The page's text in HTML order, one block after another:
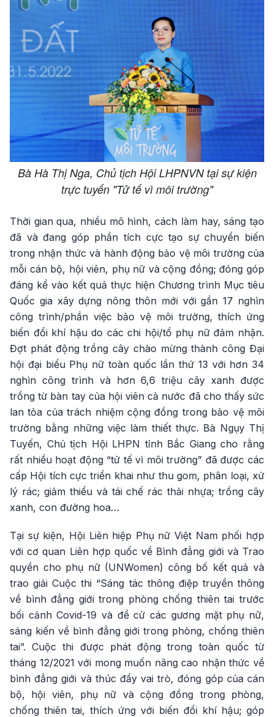
Bà Hà Thị Nga, Chủ tịch Hội LHPNVN tại sự kiện
trực tuyến "Tử tế vì môi trường"
Thời gian qua, nhiều mô hình, cách làm hay, sáng tạo
đã và đang góp phần tích cực tạo sự chuyển biến
trong nhận thức và hành động bảo vệ môi trường của
mỗi cán bộ, hội viên, phụ nữ và cộng đồng; đóng góp
đáng kể vào kết quả thực hiện Chương trình Mục tiêu
Quốc gia xây dựng nông thôn mới với gần 17 nghìn
công trình/phần việc bảo vệ môi trường, thích ứng
biến đổi khí hậu do các chi hội/tổ phụ nữ đảm nhận.
Đợt phát động trồng cây chào mừng thành công Đại
hội đại biểu Phụ nữ toàn quốc lần thứ 13 với hơn 34
nghìn công trình và hơn 6,6 triệu cây xanh được
trồng từ bàn tay của hội viên cả nước đã cho thấy sức
lan tỏa của trách nhiệm cộng đồng trong bảo vệ môi
trường bằng những việc làm thiết thực. Bà Ngụy Thị
Tuyến, Chủ tịch Hội LHPN tỉnh Bắc Giang cho rằng
rất nhiều hoạt động “tử tế vì môi trường” đã được các
cấp Hội tích cực triển khai như thu gom, phân loại, xử
lý rác; giảm thiểu và tái chế rác thải nhựa; trồng cây
xanh, con đường hoa…
Tại sự kiện, Hội Liên hiệp Phụ nữ Việt Nam phối hợp
với cơ quan Liên hợp quốc về Bình đẳng giới và Trao
quyền cho phụ nữ (UNWomen) công bố kết quả và
trao giải Cuộc thi “Sáng tác thông điệp truyền thông
về bình đẳng giới trong phòng chống thiên tai trước
bối cảnh Covid-19 và đề cử các gương mặt phụ nữ,
sáng kiến về bình đẳng giới trong phòng, chống thiên
tai”. Cuộc thi được phát động trong toàn quốc từ
tháng 12/2021 với mong muốn nâng cao nhận thức về
bình đẳng giới và thúc đẩy vai trò, đóng góp của cán
bộ, hội viên, phụ nữ và cộng đồng trong phòng,
chống thiên tai, thích ứng với biến đổi khí hậu; góp